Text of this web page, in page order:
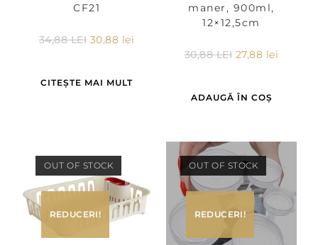
CF21
34,88LEI 30,88 lei
CITEȘTE MAI MULT
maner, 900ml,
12×12,5cm
30,88LEI 27,88 lei
ADAUGĂ ÎN COȘ
OUT OF STOCK
REDUCERI!
OUT OF STOCK
REDUCERI!